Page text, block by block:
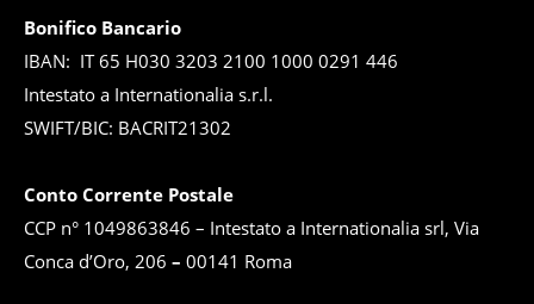
Bonifico Bancario
IBAN: IT 65 H030 3203 2100 1000 0291 446
Intestato a Internationalia s.r.l.
SWIFT/BIC: BACRIT21302
Conto Corrente Postale
CCP n° 1049863846 – Intestato a Internationalia srl, Via
Conca d’Oro, 206 – 00141 Roma